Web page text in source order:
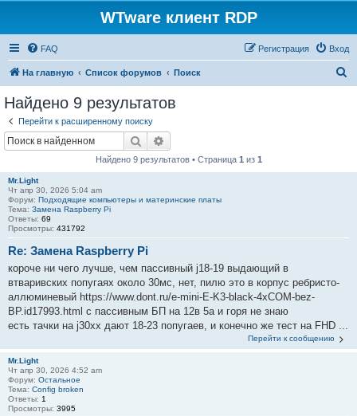
WTware клиент RDP
FAQ Вход
Регистрация
На главную Список форумов Поиск
Найдено 9 результатов
Перейти к расширенному поиску
Поиск
Найдено 9 результатов • Страница 1 из 1
Mr.Light
Чт апр 30, 2026 5:04 am
Форум: Подходящие компьютеры и материнские платы
Тема: Замена Raspberry Pi
Ответы: 69
Просмотры: 431792
Re: Замена Raspberry Pi
короче ни чего лучше, чем пассивный j18-19 выдающий в
втваривских попугаях около 30мс, нет, пилю это в корпус ребристо-
аллюминевый https://www.dont.ru/e-mini-E-K3-black-4xCOM-bez-
BP.id17993.html с пассивным БП на 12в 5а и горя не знаю
есть тачки на j30xx дают 18-23 попугаев, и конечно же тест на FHD ...
Перейти к сообщению
Mr.Light
Чт апр 30, 2026 4:52 am
Форум: Остальное
Тема: Config broken
Ответы: 1
Просмотры: 3995